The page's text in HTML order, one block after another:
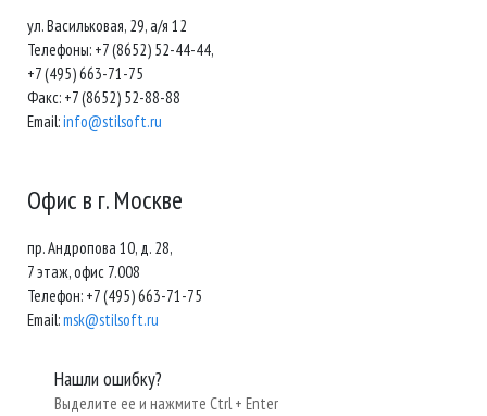
ул. Васильковая, 29, а/я 12
Телефоны: +7 (8652) 52-44-44,
+7 (495) 663-71-75
Факс: +7 (8652) 52-88-88
Email:info@stilsoft.ru
Офис в г. Москве
пр. Андропова 10, д. 28,
7 этаж, офис 7.008
Телефон: +7 (495) 663-71-75
Email:msk@stilsoft.ru
Нашли ошибку?
Выделите ее и нажмите Ctrl + Enter